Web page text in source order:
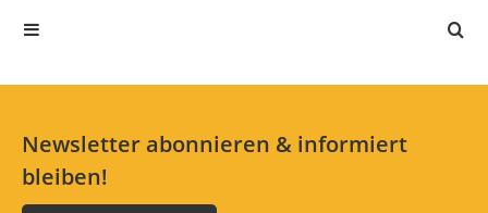
Newsletter abonnieren & informiert
bleiben!